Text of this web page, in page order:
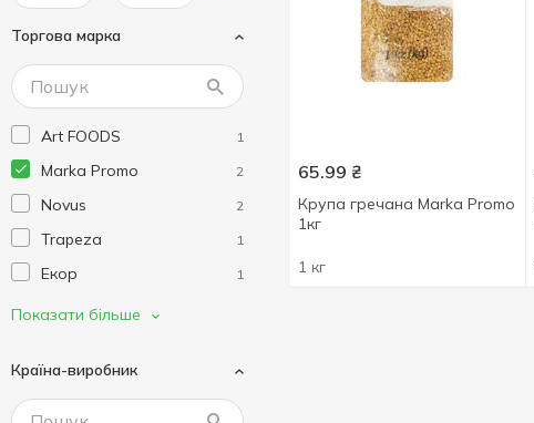
Торгова марка
Art FOODS 1
Marka Promo 2
Novus 2
Trapeza 1
Екор 1
Екород
Хуторок 2
Показати більше
Країна-виробник
65.99 ₴
Крупа гречана Marka Promo
1кг
1 кг